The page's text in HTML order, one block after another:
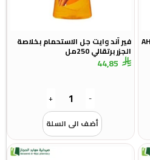
فير آند وايت جل الاستحمام بخلاصة
الجزر برتقالي 250مل
44,85
+
أضف الى السلة